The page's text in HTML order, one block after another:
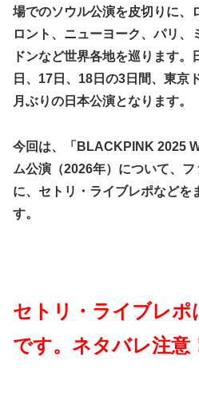
場でのソウル公演を皮切りに、
ロント、ニューヨーク、パリ、
ドンなど世界各地を巡ります
日、17日、18日の3日間、東京
月ぶりの日本公演となります。
今回は、「BLACKPINK 2025
ム公演（2026年）について、
に、セトリ・ライブレポなどを
す。
セトリ・ライブレポ
です。ネタバレ注意